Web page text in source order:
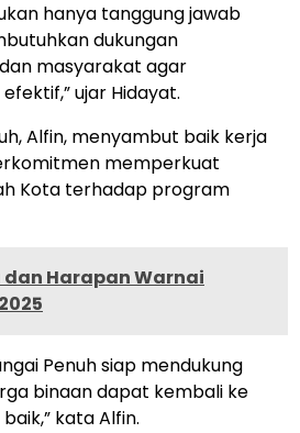
hanya tanggung jawab
dukungan
masyarakat agar
ujar Hidayat.
Alfin, menyambut baik kerja
memperkuat
Kota terhadap program
dan Harapan Warnai
Penuh siap mendukung
binaan dapat kembali ke
kata Alfin.